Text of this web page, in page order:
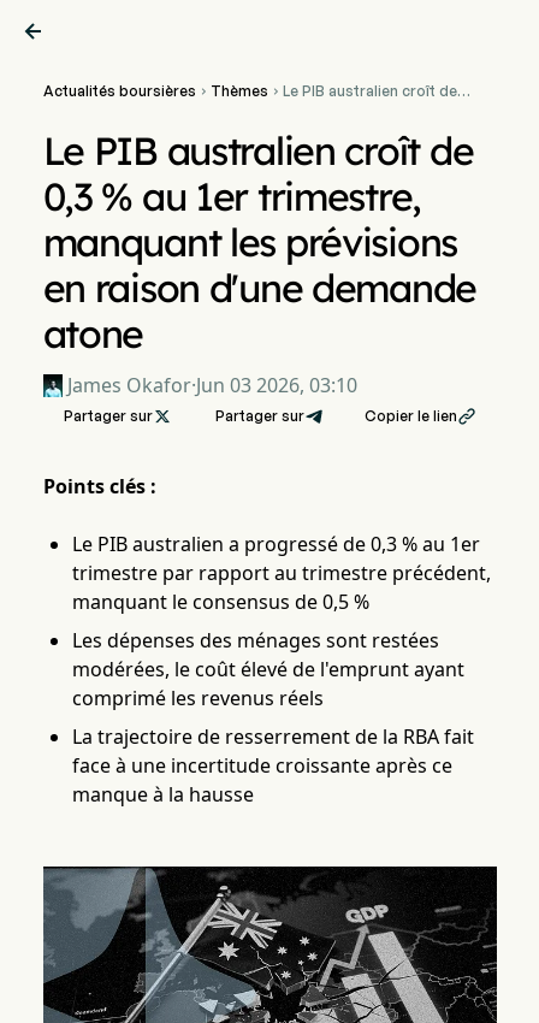

Actualités boursières  Thèmes  Le PIB australien croît de
raison d'une demande
atone
Le PIB australien croît de
0,3 % au 1er trimestre,
manquant les prévisions
en raison d'une demande
atone
James Okafor·Jun 03 2026, 03:10
Partager sur Partager sur Copier le lien
Points clés :
Le PIB australien a progressé de 0,3 % au 1er
trimestre par rapport au trimestre précédent,
manquant le consensus de 0,5 %
Les dépenses des ménages sont restées
modérées, le coût élevé de l'emprunt ayant
comprimé les revenus réels
La trajectoire de resserrement de la RBA fait
face à une incertitude croissante après ce
manque à la hausse